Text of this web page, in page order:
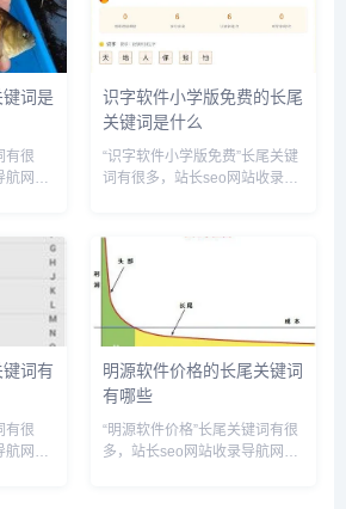
里...
软件下载,思迅天店零售收银...
词是
有很
航网为
,做流
...
识字软件小学版免费的长尾
关键词是什么
“识字软件小学版免费”长尾关键
词有很多，站长seo网站收录导
尾关键词：识字软件小学版免费
下载,识字软件小学版免费有哪
些,识字软件小学版哪些比较...
词有
有很
航网为
明源软件价格的长尾关键词
有哪些
“明源软件价格”长尾关键词有很
多，站长seo网站收录导航网为